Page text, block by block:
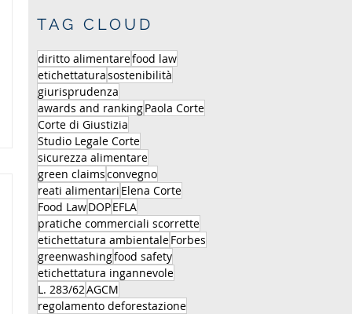
TAG CLOUD
diritto alimentarefood law
etichettaturasostenibilità
giurisprudenza
awards and rankingPaola Corte
Corte di Giustizia
Studio Legale Corte
sicurezza alimentare
green claimsconvegno
reati alimentari Elena Corte
Food LawDOPEFLA
pratiche commerciali scorrette
etichettatura ambientaleForbes
greenwashingfood safety
etichettatura ingannevole
L. 283/62AGCM
regolamento deforestazione